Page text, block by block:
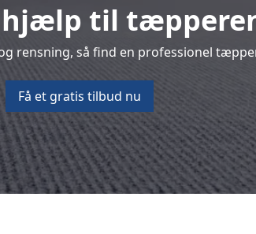
hjælp til
rensning, så find en professionel
Få et gratis tilbud nu